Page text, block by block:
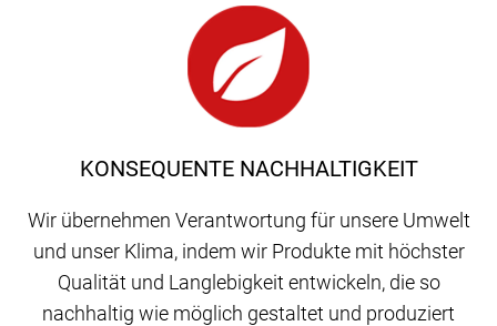
KONSEQUENTE NACHHALTIGKEIT
Wir übernehmen Verantwortung für unsere Umwelt
und unser Klima, indem wir Produkte mit höchster
Qualität und Langlebigkeit entwickeln, die so
nachhaltig wie möglich gestaltet und produziert